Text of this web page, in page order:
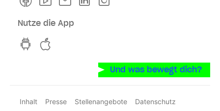
Nutze die App
hvv switch App auf GooglePlay
Und was bewegt dich?
Inhalt Presse Stellenangebote
Datenschutz